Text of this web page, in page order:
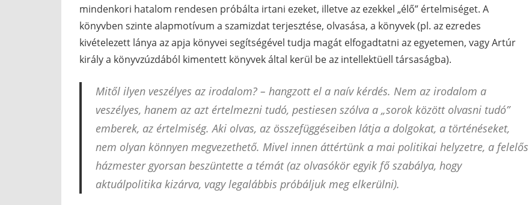
mindenkori hatalom rendesen próbálta irtani ezeket, illetve az ezekkel „élő” értelmiséget. A
könyvben szinte alapmotívum a szamizdat terjesztése, olvasása, a könyvek (pl. az ezredes
kivételezett lánya az apja könyvei segítségével tudja magát elfogadtatni az egyetemen, vagy Artúr
király a könyvzúzdából kimentett könyvek által kerül be az intellektüell társaságba).
Mitől ilyen veszélyes az irodalom? – hangzott el a naív kérdés. Nem az irodalom a
veszélyes, hanem az azt értelmezni tudó, pestiesen szólva a „sorok között olvasni tudó”
emberek, az értelmiség. Aki olvas, az összefüggéseiben látja a dolgokat, a történéseket,
nem olyan könnyen megvezethető. Mivel innen áttértünk a mai politikai helyzetre, a felelős
házmester gyorsan beszüntette a témát (az olvasókör egyik fő szabálya, hogy
aktuálpolitika kizárva, vagy legalábbis próbáljuk meg elkerülni).